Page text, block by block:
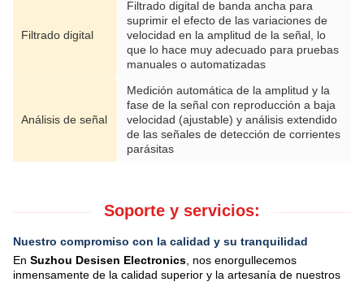
Filtrado digital
Filtrado digital de banda ancha para
suprimir el efecto de las variaciones de
velocidad en la amplitud de la señal, lo
que lo hace muy adecuado para pruebas
manuales o automatizadas
Análisis de señal
Medición automática de la amplitud y la
fase de la señal con reproducción a baja
velocidad (ajustable) y análisis extendido
de las señales de detección de corrientes
parásitas
Soporte y servicios:
Nuestro compromiso con la calidad y su tranquilidad
En Suzhou Desisen Electronics , nos enorgullecemos
inmensamente de la calidad superior y la artesanía de nuestros